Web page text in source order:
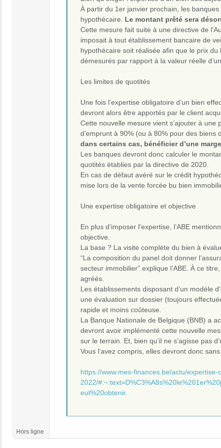
À partir du 1er janvier prochain, les banques
hypothécaire. Le montant prêté sera
Cette mesure fait suite à une directive de
imposait à tout établissement bancaire de
hypothécaire soit réalisée afin que le prix
démesurés par rapport à la valeur réelle
Les limites de quotités
Une fois l’expertise obligatoire d’un bien
devront alors être apportés par le client
Cette nouvelle mesure vient s’ajouter à
d’emprunt à 90% (ou à 80% pour des biens
dans certains cas, bénéficier d’une
Les banques devront donc calculer le
quotités établies par la directive de 2020.
En cas de défaut avéré sur le crédit
mise lors de la vente forcée bu bien
Une expertise obligatoire et objective
En plus d’imposer l'expertise, l’ABE
objective.
La base ? La visite complète du bien à
“La composition du panel doit donner
secteur immobilier” explique l’ABE. À ce
agréés.
Les établissements disposant d’un modèle
une évaluation sur dossier (toujours
rapide et moins coûteuse.
La Banque Nationale de Belgique (BNB) a
devront avoir implémenté cette nouvelle
sur le terrain. Et, bien qu’il ne s’agisse pas
Vous l’avez compris, elles devront donc
https://www.mes-finances.be/actu/
2022/
eut%20obtenir.
Hors ligne